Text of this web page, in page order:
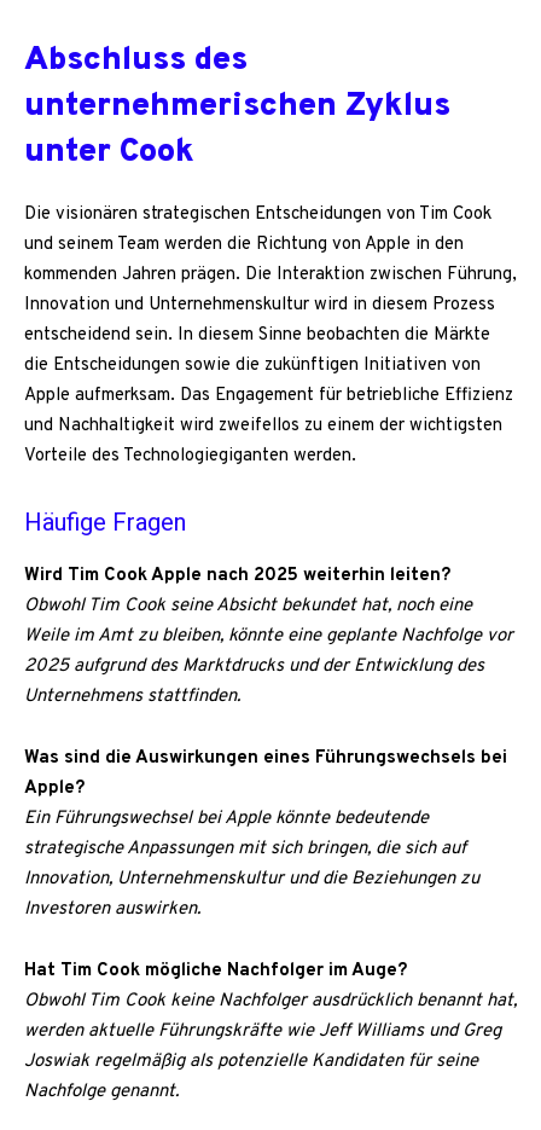
Abschluss des
unternehmerischen Zyklus
unter Cook
Die visionären strategischen Entscheidungen von Tim Cook
und seinem Team werden die Richtung von Apple in den
kommenden Jahren prägen. Die Interaktion zwischen Führung,
Innovation und Unternehmenskultur wird in diesem Prozess
entscheidend sein. In diesem Sinne beobachten die Märkte
die Entscheidungen sowie die zukünftigen Initiativen von
Apple aufmerksam. Das Engagement für betriebliche Effizienz
und Nachhaltigkeit wird zweifellos zu einem der wichtigsten
Vorteile des Technologiegiganten werden.
Häufige Fragen
Wird Tim Cook Apple nach 2025 weiterhin leiten?
Obwohl Tim Cook seine Absicht bekundet hat, noch eine
Weile im Amt zu bleiben, könnte eine geplante Nachfolge vor
2025 aufgrund des Marktdrucks und der Entwicklung des
Unternehmens stattfinden.
Was sind die Auswirkungen eines Führungswechsels bei
Apple?
Ein Führungswechsel bei Apple könnte bedeutende
strategische Anpassungen mit sich bringen, die sich auf
Innovation, Unternehmenskultur und die Beziehungen zu
Investoren auswirken.
Hat Tim Cook mögliche Nachfolger im Auge?
Obwohl Tim Cook keine Nachfolger ausdrücklich benannt hat,
werden aktuelle Führungskräfte wie Jeff Williams und Greg
Joswiak regelmäßig als potenzielle Kandidaten für seine
Nachfolge genannt.